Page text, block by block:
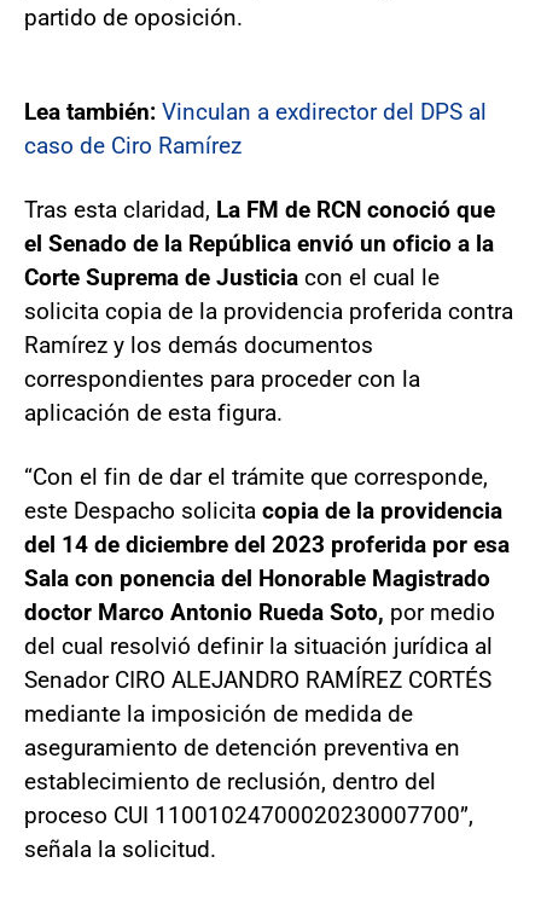
partido de oposición.
Lea también: Vinculan a exdirector del DPS al
caso de Ciro Ramírez
Tras esta claridad, La FM de RCN conoció que
el Senado de la República envió un oficio a la
Corte Suprema de Justicia con el cual le
solicita copia de la providencia proferida contra
Ramírez y los demás documentos
correspondientes para proceder con la
aplicación de esta figura.
“Con el fin de dar el trámite que corresponde,
este Despacho solicita copia de la providencia
del 14 de diciembre del 2023 proferida por esa
Sala con ponencia del Honorable Magistrado
doctor Marco Antonio Rueda Soto, por medio
del cual resolvió definir la situación jurídica al
Senador CIRO ALEJANDRO RAMÍREZ CORTÉS
mediante la imposición de medida de
aseguramiento de detención preventiva en
establecimiento de reclusión, dentro del
proceso CUI 11001024700020230007700”,
señala la solicitud.